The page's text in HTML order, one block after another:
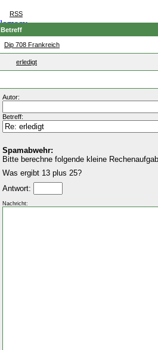
RSS
Betreff
Dip 708 Frankreich
erledigt
Autor:
Betreff:
Spamabwehr:
Bitte berechne folgende kleine
Was ergibt 13 plus 25?
Antwort:
Nachricht: